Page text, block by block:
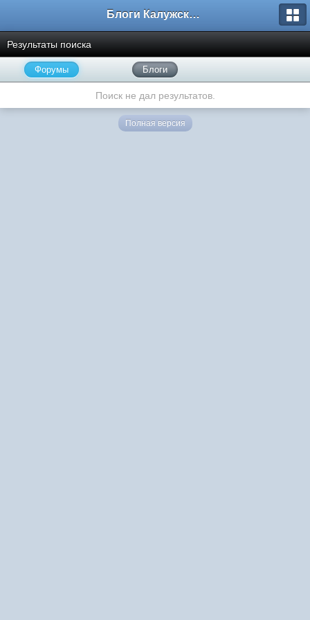
Блоги Калужского перекрестка
Результаты поиска
Форумы Блоги
Поиск не дал результатов.
Полная версия